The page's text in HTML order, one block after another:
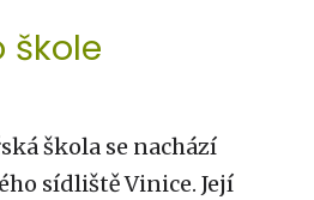
škole
škola se nachází
sídliště Vinice. Její